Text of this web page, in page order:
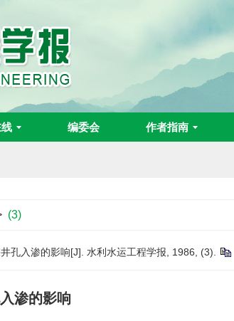
编委会 作者指南
(3)
孔入渗的影响[J]. 水利水运工程学报, 1986, (3).
渗的影响